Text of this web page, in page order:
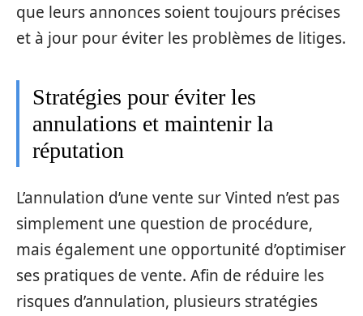
que leurs annonces soient toujours précises
et à jour pour éviter les problèmes de litiges.
Stratégies pour éviter les
annulations et maintenir la
réputation
L’annulation d’une vente sur Vinted n’est pas
simplement une question de procédure,
mais également une opportunité d’optimiser
ses pratiques de vente. Afin de réduire les
risques d’annulation, plusieurs stratégies